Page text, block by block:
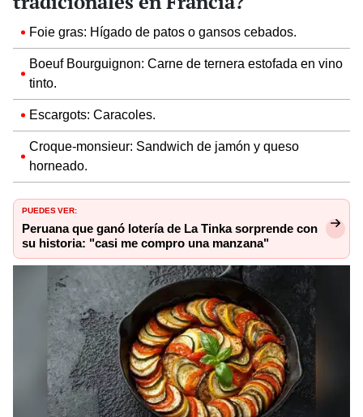
Foie gras: Hígado de patos o gansos cebados.
Boeuf Bourguignon: Carne de ternera estofada en vino
tinto.
Escargots: Caracoles.
Croque-monsieur: Sandwich de jamón y queso
horneado.
PUEDES VER:
Peruana que ganó lotería de La Tinka sorprende con
su historia: "casi me compro una manzana"